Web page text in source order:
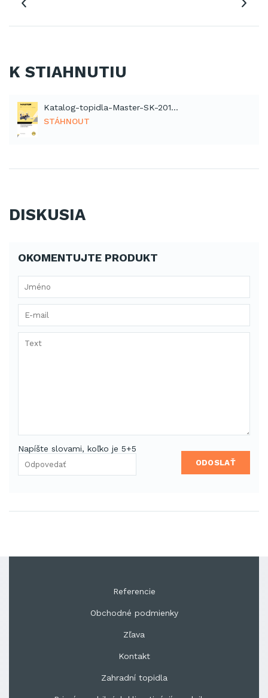
K STIAHNUTIU
Katalog-topidla-Master-SK-2012 (PDF)
STÁHNOUT
DISKUSIA
OKOMENTUJTE PRODUKT
Napíšte slovami, koľko je 5+5
ODOSLAŤ
Referencie
Obchodné podmienky
Zľava
Kontakt
Zahradní topidla